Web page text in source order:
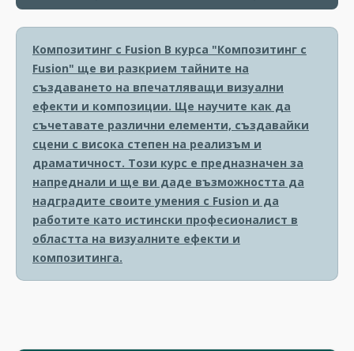
Композитинг с Fusion В курса "Композитинг с
Fusion" ще ви разкрием тайните на
създаването на впечатляващи визуални
ефекти и композиции. Ще научите как да
съчетавате различни елементи, създавайки
сцени с висока степен на реализъм и
драматичност. Този курс е предназначен за
напреднали и ще ви даде възможността да
надградите своите умения с Fusion и да
работите като истински професионалист в
областта на визуалните ефекти и
композитинга.